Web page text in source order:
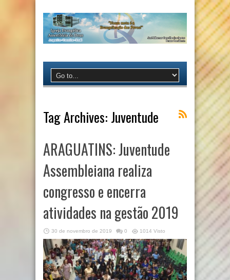
Tag Archives: Juventude
ARAGUATINS: Juventude
Assembleiana realiza
congresso e encerra
atividades na gestão 2019
30 de novembro de 2019 0 1014 Visto